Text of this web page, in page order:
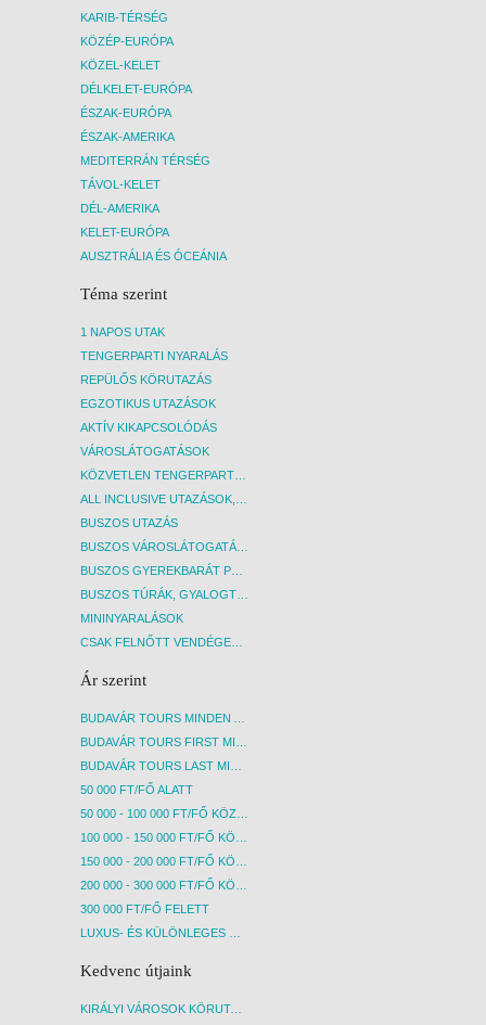
KARIB-TÉRSÉG
KÖZÉP-EURÓPA
KÖZEL-KELET
DÉLKELET-EURÓPA
ÉSZAK-EURÓPA
ÉSZAK-AMERIKA
MEDITERRÁN TÉRSÉG
TÁVOL-KELET
DÉL-AMERIKA
KELET-EURÓPA
AUSZTRÁLIA ÉS ÓCEÁNIA
Téma szerint
1 NAPOS UTAK
TENGERPARTI NYARALÁS
REPÜLŐS KÖRUTAZÁS
EGZOTIKUS UTAZÁSOK
AKTÍV KIKAPCSOLÓDÁS
VÁROSLÁTOGATÁSOK
KÖZVETLEN TENGERPARTI SZÁLLÁSOK
ALL INCLUSIVE UTAZÁSOK, NYARALÁSOK
BUSZOS UTAZÁS
BUSZOS VÁROSLÁTOGATÁSOK
BUSZOS GYEREKBARÁT PROGRAMOK
BUSZOS TÚRÁK, GYALOGTÚRÁK
MININYARALÁSOK
CSAK FELNŐTT VENDÉGEKET FOGADÓ SZÁLLÁSOK
Ár szerint
BUDAVÁR TOURS MINDEN AKCIÓS ÚT
BUDAVÁR TOURS FIRST MINUTE AKCIÓS UTAK
BUDAVÁR TOURS LAST MINUTE AKCIÓS UTAK
50 000 FT/FŐ ALATT
50 000 - 100 000 FT/FŐ KÖZÖTT
100 000 - 150 000 FT/FŐ KÖZÖTT
150 000 - 200 000 FT/FŐ KÖZÖTT
200 000 - 300 000 FT/FŐ KÖZÖTT
300 000 FT/FŐ FELETT
LUXUS- ÉS KÜLÖNLEGES UTAK
Kedvenc útjaink
KIRÁLYI VÁROSOK KÖRUTAZÁS KÖZVETLEN REPÜLŐJÁRATTAL - BUDAPEST, REPÜLŐ